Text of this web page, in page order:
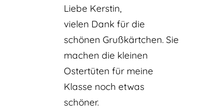
Liebe Kerstin,
vielen Dank für die
schönen Grußkärtchen. Sie
machen die kleinen
Ostertüten für meine
Klasse noch etwas
schöner.